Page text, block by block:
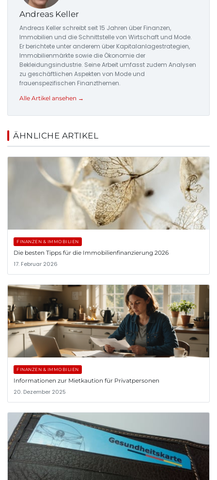
Andreas Keller
Andreas Keller schreibt seit 15 Jahren über Finanzen,
Immobilien und die Schnittstelle von Wirtschaft und Mode.
Er berichtete unter anderem über Kapitalanlagestrategien,
Immobilienmärkte sowie die Ökonomie der
Bekleidungsindustrie. Seine Arbeit umfasst zudem Analysen
zu geschäftlichen Aspekten von Mode und
frauenspezifischen Finanzthemen.
Alle Artikel ansehen →
ÄHNLICHE ARTIKEL
FINANZEN & IMMOBILIEN
Die besten Tipps für die Immobilienfinanzierung 2026
17. Februar 2026
FINANZEN & IMMOBILIEN
Informationen zur Mietkaution für Privatpersonen
20. Dezember 2025